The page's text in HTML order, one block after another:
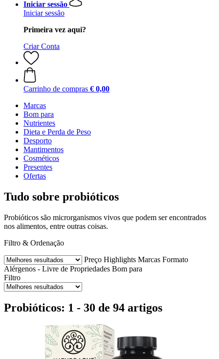
Iniciar sessão
Iniciar sessão
Primeira vez aqui?
Criar Conta
Carrinho de compras € 0,00
Marcas
Bom para
Nutrientes
Dieta e Perda de Peso
Desporto
Mantimentos
Cosméticos
Presentes
Ofertas
Tudo sobre probióticos
Probióticos são microrganismos vivos que podem ser encontrados
nos alimentos, entre outras coisas.
Filtro & Ordenação
Preço Highlights Marcas Formato
Alérgenos - Livre de Propriedades Bom para
Filtro
Probióticos: 1 - 30 de 94 artigos